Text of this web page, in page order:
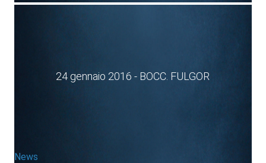
24 gennaio 2016 - BOCC. FULGOR
News